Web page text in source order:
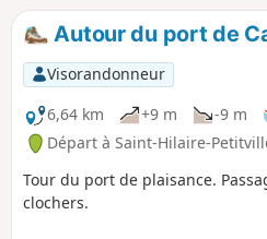
Autour du port de
Visorandonneur
6,64 km
+9 m -9 m
Départ à Saint-Hilaire-
Tour du port de plaisance.
clochers.